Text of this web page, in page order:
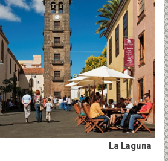
La Laguna